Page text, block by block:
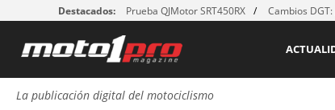
Destacados: Prueba QJMotor SRT450RX Cambios DGT:
La publicación digital del motociclismo